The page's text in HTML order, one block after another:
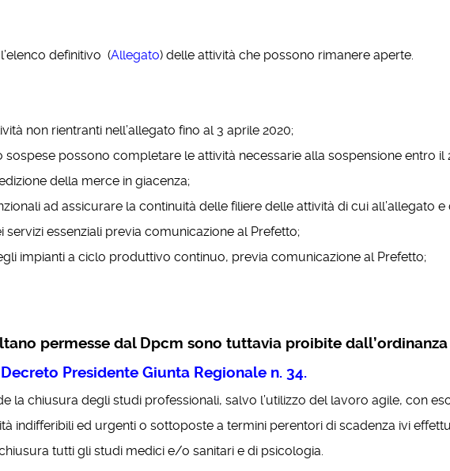
definitivo (Allegato) delle attività che possono rimanere aperte.
non rientranti nell’allegato fino al 3 aprile 2020;
sospese possono completare le attività necessarie alla sospensione entro il
della merce in giacenza;
ad assicurare la continuità delle filiere delle attività di cui all’allegato e
servizi essenziali previa comunicazione al Prefetto;
impianti a ciclo produttivo continuo, previa comunicazione al Prefetto;
permesse dal Dpcm sono tuttavia proibite dall’ordinanza
Decreto Presidente Giunta Regionale n. 34.
la chiusura degli studi professionali, salvo l’utilizzo del lavoro agile, con
indifferibili ed urgenti o sottoposte a termini perentori di scadenza ivi
tutti gli studi medici e/o sanitari e di psicologia.